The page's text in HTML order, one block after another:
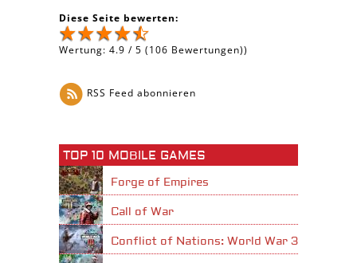
Diese Seite bewerten:
Wertung: 4.9 / 5 (106 Bewertungen))
RSS Feed abonnieren
TOP 10 MOBILE GAMES
Forge of Empires
Call of War
Conflict of Nations: World War 3